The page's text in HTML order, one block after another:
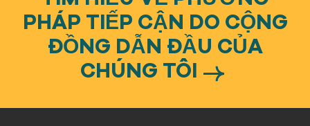
PHÁP TIẾP CẬN DO CỘNG
ĐỒNG DẪN ĐẦU CỦA
CHÚNG TÔI